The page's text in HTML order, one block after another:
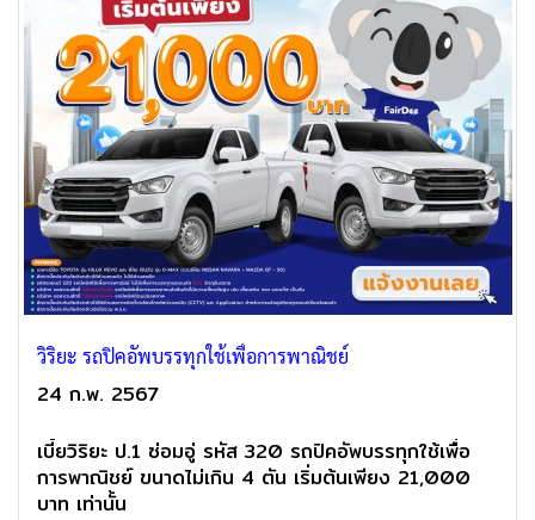
วิริยะ รถปิคอัพบรรทุกใช้เพื่อการพาณิชย์
24 ก.พ. 2567
เบี้ยวิริยะ ป.1 ซ่อมอู่ รหัส 320 รถปิคอัพบรรทุกใช้เพื่อ
การพาณิชย์ ขนาดไม่เกิน 4 ตัน เริ่มต้นเพียง 21,000
บาท เท่านั้น